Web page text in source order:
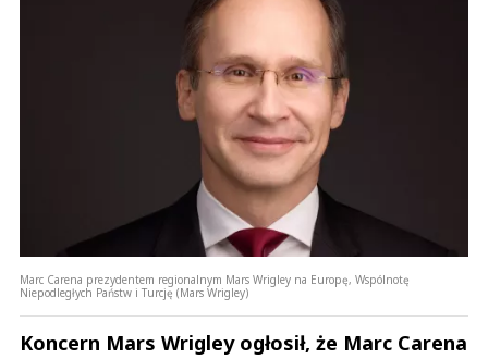
Marc Carena prezydentem regionalnym Mars Wrigley na Europę, Wspólnotę
Niepodległych Państw i Turcję (Mars Wrigley)
Koncern Mars Wrigley ogłosił, że Marc Carena